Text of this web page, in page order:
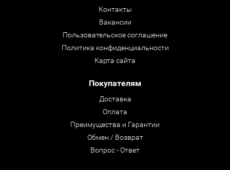
Контакты
Вакансии
Пользовательское соглашение
Политика конфиденциальности
Карта сайта
Покупателям
Доставка
Оплата
Преимущества и Гарантии
Обмен / Возврат
Вопрос - Ответ